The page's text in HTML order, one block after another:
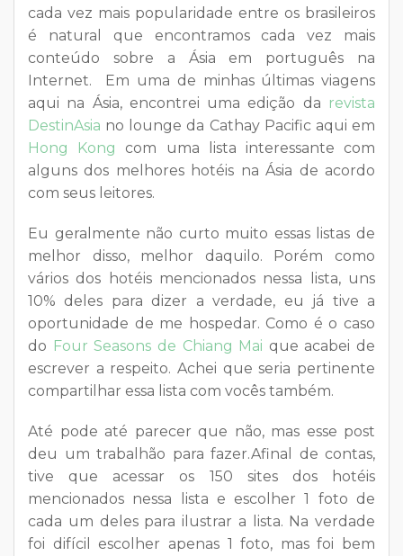
cada vez mais popularidade entre os brasileiros
é natural que encontramos cada vez mais
conteúdo sobre a Ásia em português na
Internet. Em uma de minhas últimas viagens
aqui na Ásia, encontrei uma edição da revista
DestinAsia no lounge da Cathay Pacific aqui em
Hong Kong
com uma lista interessante com
alguns dos melhores hotéis na Ásia de acordo
com seus leitores.
Eu geralmente não curto muito essas listas de
melhor disso, melhor daquilo. Porém como
vários dos hotéis mencionados nessa lista, uns
10% deles para dizer a verdade, eu já tive a
oportunidade de me hospedar. Como é o caso
do Four Seasons de Chiang Mai que acabei de
escrever a respeito. Achei que seria pertinente
compartilhar essa lista com vocês também.
Até pode até parecer que não, mas esse post
deu um trabalhão para fazer.Afinal de contas,
tive que acessar os 150 sites dos hotéis
mencionados nessa lista e escolher 1 foto de
cada um deles para ilustrar a lista. Na verdade
foi difícil escolher apenas 1 foto, mas foi bem